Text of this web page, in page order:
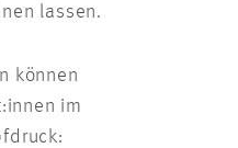
lassen.
können
im